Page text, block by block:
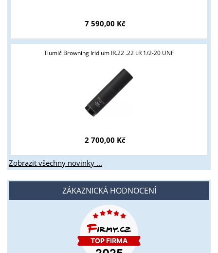
7 590,00 Kč
Tlumič Browning Iridium IR.22 .22 LR 1/2-20 UNF
2 700,00 Kč
Zobrazit všechny novinky ...
ZÁKAZNICKÁ HODNOCENÍ